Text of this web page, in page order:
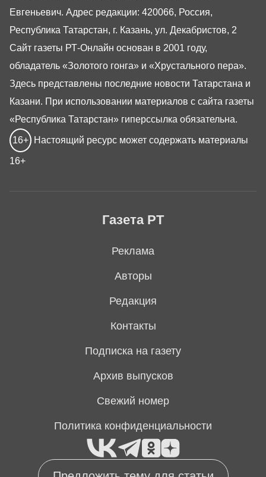
Газета РТ
Реклама
Авторы
Редакция
Контакты
Подписка на газету
Архив выпусков
Свежий номер
Политика конфиденциальности
Евгеньевич. Адрес редакции: 420066, Россия,
Республика Татарстан, г. Казань, ул. Декабристов, 2
Сайт газеты РТ-Онлайн основан в 2001 году,
обладатель «Золотого гонга» и «Хрустального пера».
Здесь представлены последние новости Татарстана и
Казани. При использовании материалов с сайта газеты
«Республика Татарстан» гиперссылка обязательна.
16+ Настоящий ресурс может содержать материалы
16+